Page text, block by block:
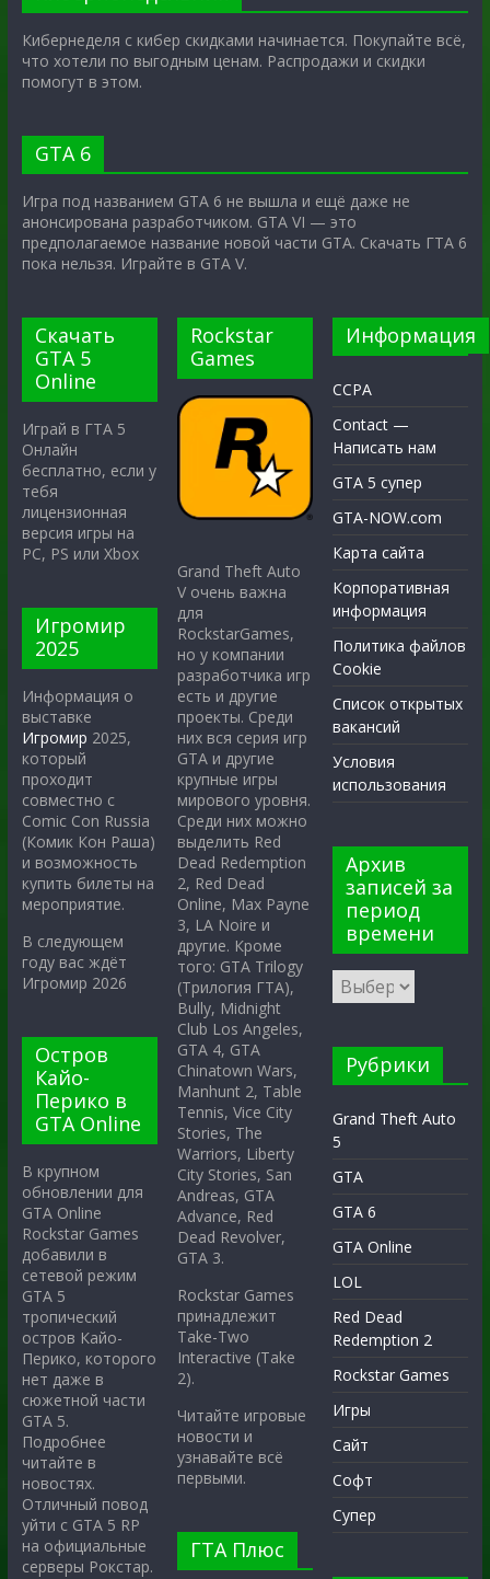
Кибернеделя с кибер скидками начинается. Покупайте всё,
что хотели по выгодным ценам. Распродажи и скидки
помогут в этом.
GTA 6
Игра под названием GTA 6 не вышла и ещё даже не
анонсирована разработчиком. GTA VI — это
предполагаемое название новой части GTA. Скачать ГТА 6
пока нельзя. Играйте в GTA V.
Скачать
GTA 5
Online
Играй в ГТА 5
Онлайн
бесплатно, если у
тебя
лицензионная
версия игры на
PC, PS или Xbox
Игромир
2025
Информация о
выставке
Игромир 2025,
который
проходит
совместно с
Comic Con Russia
(Комик Кон Раша)
и возможность
купить билеты на
мероприятие.
В следующем
году вас ждёт
Игромир 2026
Остров
Кайо-
Перико в
GTA Online
В крупном
обновлении для
GTA Online
Rockstar Games
добавили в
сетевой режим
GTA 5
тропический
остров Кайо-
Перико, которого
нет даже в
сюжетной части
GTA 5.
Подробнее
читайте в
новостях.
Отличный повод
уйти с GTA 5 RP
на официальные
серверы Рокстар.
Rockstar
Games
Grand Theft Auto
V очень важна
для
RockstarGames,
но у компании
разработчика игр
есть и другие
проекты. Среди
них вся серия игр
GTA и другие
крупные игры
мирового уровня.
Среди них можно
выделить Red
Dead Redemption
2, Red Dead
Online, Max Payne
3, LA Noire и
другие. Кроме
того: GTA Trilogy
(Трилогия ГТА),
Bully, Midnight
Club Los Angeles,
GTA 4, GTA
Chinatown Wars,
Manhunt 2, Table
Tennis, Vice City
Stories, The
Warriors, Liberty
City Stories, San
Andreas, GTA
Advance, Red
Dead Revolver,
GTA 3.
Rockstar Games
принадлежит
Take-Two
Interactive (Take
2).
Читайте игровые
новости и
узнавайте всё
первыми.
ГТА Плюс
Информация
CCPA
Contact —
Написать нам
GTA 5 супер
GTA-NOW.com
Карта сайта
Корпоративная
информация
Политика файлов
Cookie
Список открытых
вакансий
Условия
использования
Архив
записей за
период
времени
Рубрики
Grand Theft Auto
5
GTA
GTA 6
GTA Online
LOL
Red Dead
Redemption 2
Rockstar Games
Игры
Сайт
Софт
Супер